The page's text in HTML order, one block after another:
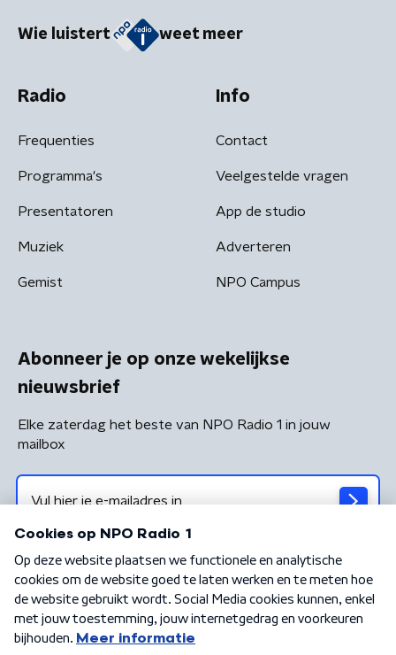
Wie luistert weet meer
Radio
Frequenties
Programma's
Presentatoren
Muziek
Gemist
Info
Contact
Veelgestelde vragen
App de studio
Adverteren
NPO Campus
Abonneer je op onze wekelijkse
nieuwsbrief
Elke zaterdag het beste van NPO Radio 1 in jouw
mailbox
Algemene voorwaarden